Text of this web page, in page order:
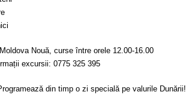
Nouă, curse între orele 12.00-16.00
excursii: 0775 325 395
din timp o zi specială pe valurile Dunării!